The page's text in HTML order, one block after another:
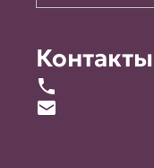
Контакты